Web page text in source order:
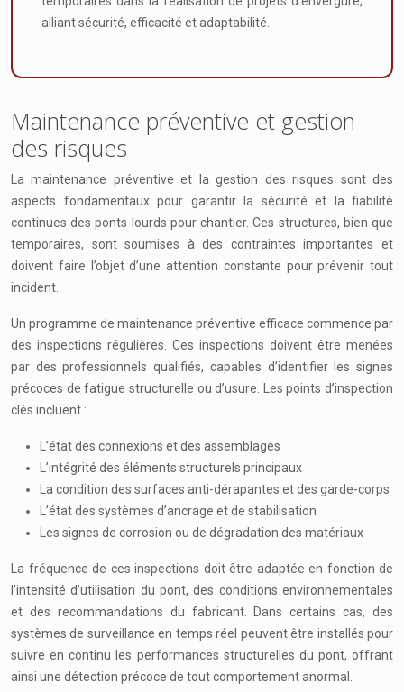
alliant sécurité, efficacité et adaptabilité.
Maintenance préventive et gestion
des risques
La maintenance préventive et la gestion des risques sont des
aspects fondamentaux pour garantir la sécurité et la fiabilité
continues des ponts lourds pour chantier. Ces structures, bien que
temporaires, sont soumises à des contraintes importantes et
doivent faire l’objet d’une attention constante pour prévenir tout
incident.
Un programme de maintenance préventive efficace commence par
des inspections régulières. Ces inspections doivent être menées
par des professionnels qualifiés, capables d’identifier les signes
précoces de fatigue structurelle ou d’usure. Les points d’inspection
clés incluent :
L’état des connexions et des assemblages
L’intégrité des éléments structurels principaux
La condition des surfaces anti-dérapantes et des garde-corps
L’état des systèmes d’ancrage et de stabilisation
Les signes de corrosion ou de dégradation des matériaux
La fréquence de ces inspections doit être adaptée en fonction de
l’intensité d’utilisation du pont, des conditions environnementales
et des recommandations du fabricant. Dans certains cas, des
systèmes de surveillance en temps réel peuvent être installés pour
suivre en continu les performances structurelles du pont, offrant
ainsi une détection précoce de tout comportement anormal.